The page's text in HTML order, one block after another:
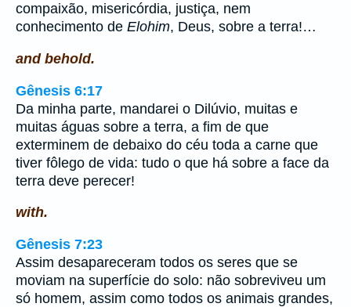
compaixão, misericórdia, justiça, nem
conhecimento de Elohim, Deus, sobre a terra!…
and behold.
Gênesis 6:17
Da minha parte, mandarei o Dilúvio, muitas e
muitas águas sobre a terra, a fim de que
exterminem de debaixo do céu toda a carne que
tiver fôlego de vida: tudo o que há sobre a face da
terra deve perecer!
with.
Gênesis 7:23
Assim desapareceram todos os seres que se
moviam na superfície do solo: não sobreviveu um
só homem, assim como todos os animais grandes,